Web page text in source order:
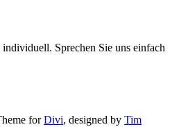
Sprechen Sie uns einfach
forDivi, designed by Tim